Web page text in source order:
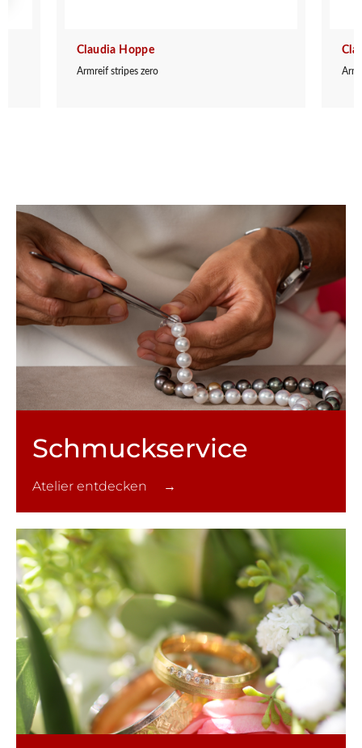
Claudia Hoppe
Armreif stripes zero
Schmuck­service
Atelier entdecken →